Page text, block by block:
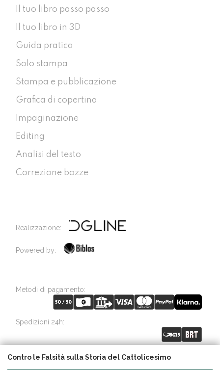
Contro le Falsità sulla Storia del Cattolicesimo
Il tuo libro passo passo
Il tuo libro in 3D
Guida pratica
Solo stampa
Stampa e pubblicazione
Grafica di copertina
Impaginazione
Editing
Analisi del testo
Correzione bozze
Realizzazione:
Powered by:
Metodi di pagamento:
Spedizioni 24h: